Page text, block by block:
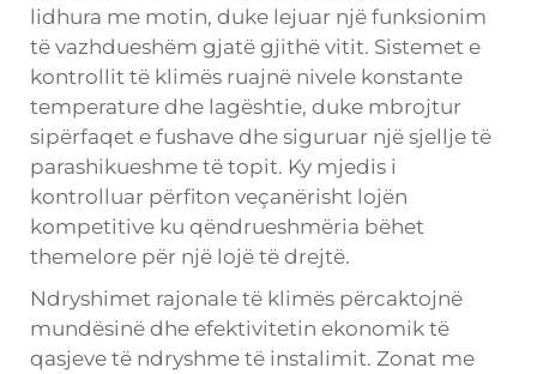
lidhura me motin, duke lejuar një funksionim
të vazhdueshëm gjatë gjithë vitit. Sistemet e
kontrollit të klimës ruajnë nivele konstante
temperature dhe lagështie, duke mbrojtur
sipërfaqet e fushave dhe siguruar një sjellje të
parashikueshme të topit. Ky mjedis i
kontrolluar përfiton veçanërisht lojën
kompetitive ku qëndrueshmëria bëhet
themelore për një lojë të drejtë.
Ndryshimet rajonale të klimës përcaktojnë
mundësinë dhe efektivitetin ekonomik të
qasjeve të ndryshme të instalimit. Zonat me